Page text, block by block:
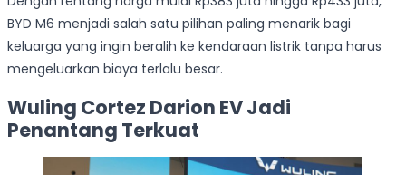
BYD M6 menjadi salah satu pilihan paling menarik bagi
keluarga yang ingin beralih ke kendaraan listrik tanpa harus
mengeluarkan biaya terlalu besar.
Wuling Cortez Darion EV Jadi
Penantang Terkuat